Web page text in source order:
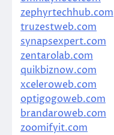
zephyrtechhub.com
truzestweb.com
synapsexpert.com
zentarolab.com
quikbiznow.com
xceleroweb.com
optigogoweb.com
brandaroweb.com
zoomifyit.com